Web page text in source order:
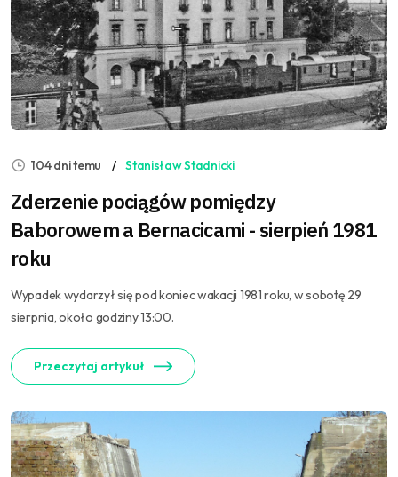
104 dni temu Stanisław Stadnicki
Zderzenie pociągów pomiędzy
Baborowem a Bernacicami - sierpień 1981
roku
Wypadek wydarzył się pod koniec wakacji 1981 roku, w sobotę 29
sierpnia, około godziny 13:00.
Przeczytaj artykuł